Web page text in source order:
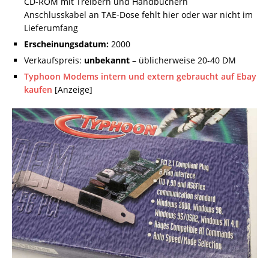
Anschlusskabel an TAE-Dose fehlt hier oder war nicht im
Lieferumfang
Erscheinungsdatum: 2000
Verkaufspreis: unbekannt – üblicherweise 20-40 DM
Typhoon Modems intern und extern gebraucht auf Ebay
kaufen [Anzeige]